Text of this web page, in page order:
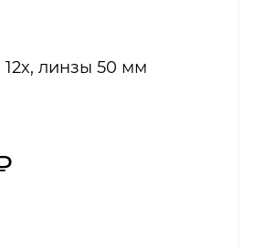
12x, линзы 50 мм